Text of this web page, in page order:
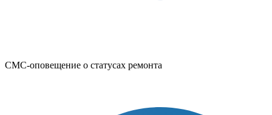
СМС-оповещение о статусах ремонта